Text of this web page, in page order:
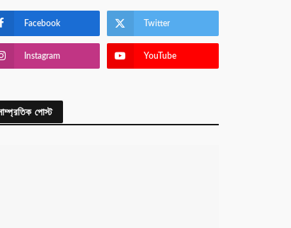
Facebook Twitter
Instagram YouTube
পোস্ট